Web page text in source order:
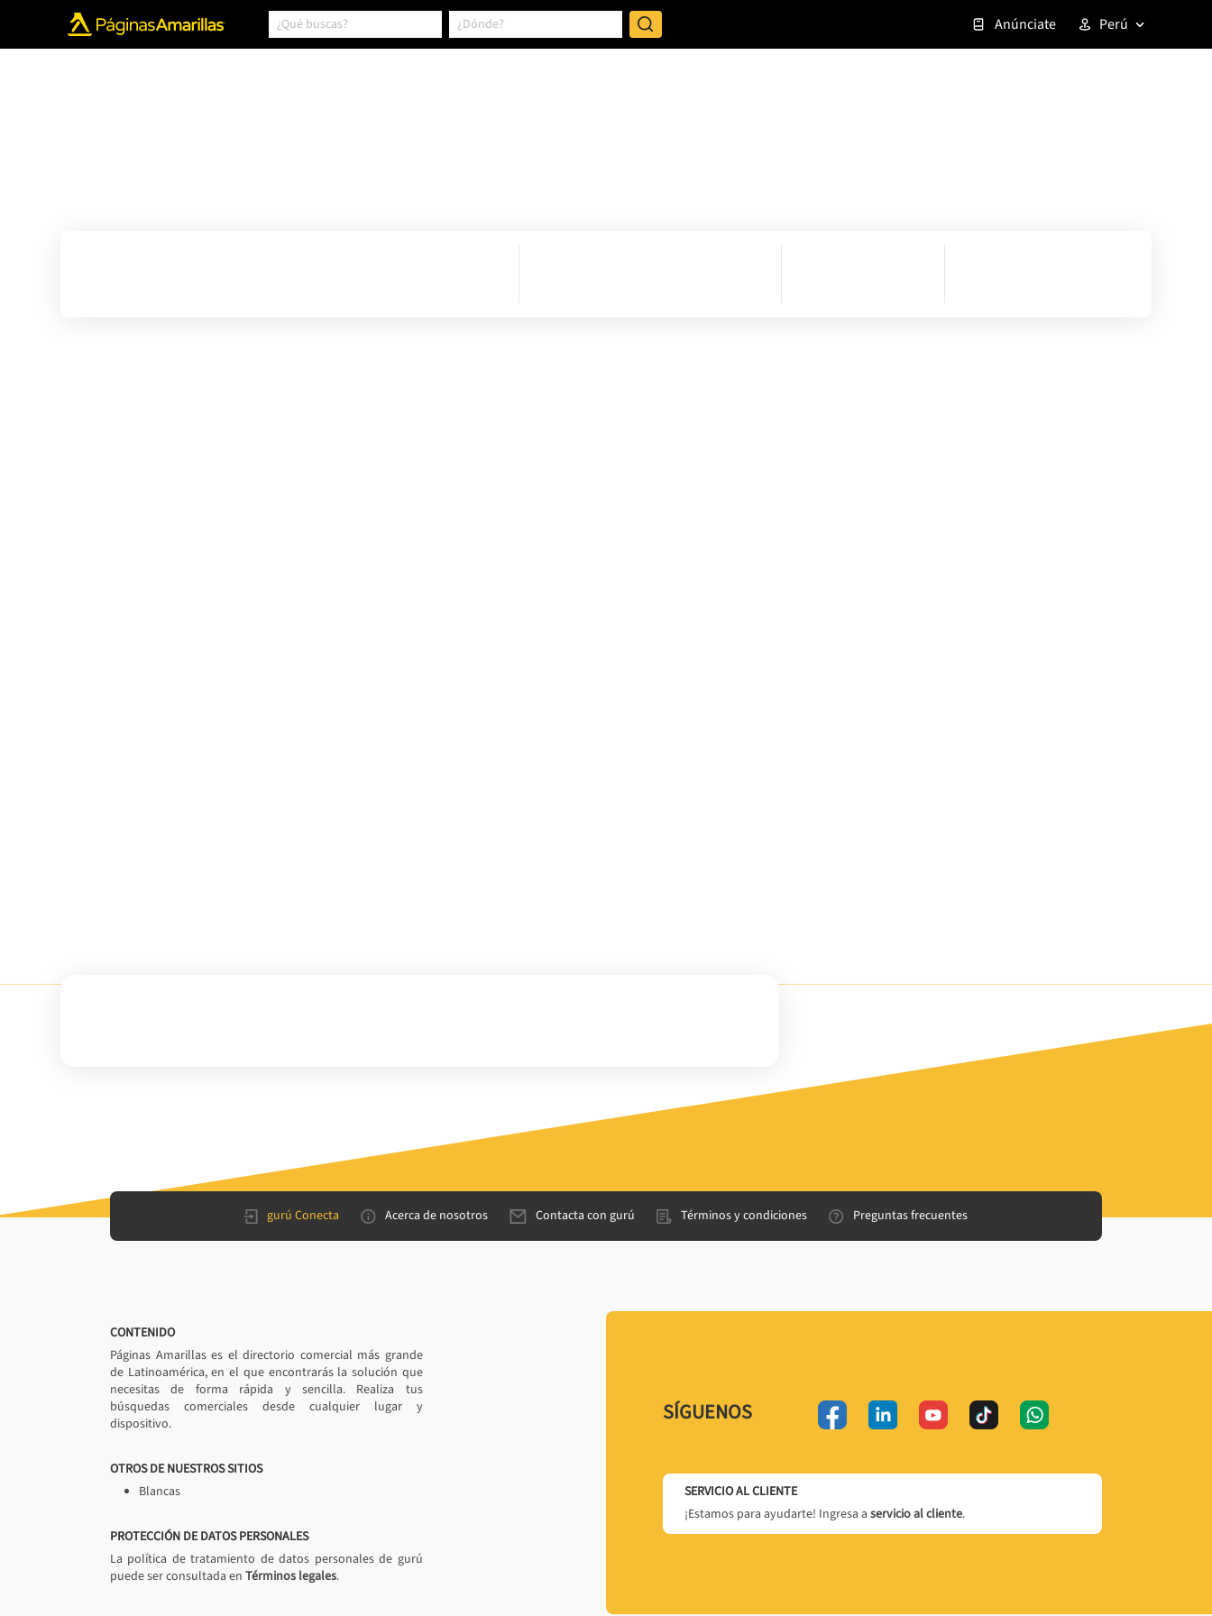
Anúnciate Perú
gurú Conecta Acerca de nosotros Contacta con gurú Términos y condiciones Preguntas frecuentes
CONTENIDO
Páginas Amarillas es el directorio comercial más grande
de Latinoamérica, en el que encontrarás la solución que
necesitas de forma rápida y sencilla. Realiza tus
búsquedas comerciales desde cualquier lugar y
dispositivo.
OTROS DE NUESTROS SITIOS
Blancas
PROTECCIÓN DE DATOS PERSONALES
La política de tratamiento de datos personales de gurú
puede ser consultada en Términos legales.
SÍGUENOS
SERVICIO AL CLIENTE
¡Estamos para ayudarte! Ingresa a servicio al cliente.